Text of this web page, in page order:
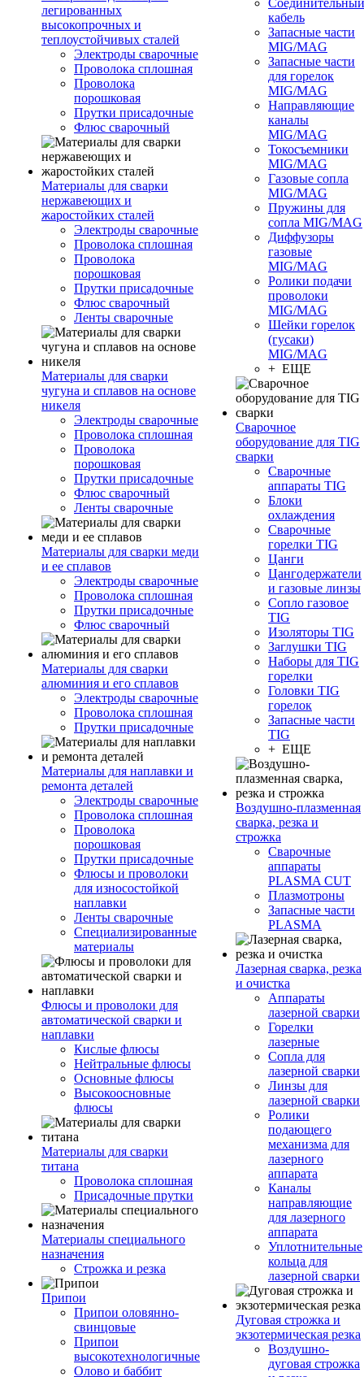
легированных
высокопрочных и
теплоустойчивых сталей
Электроды сварочные
Проволока сплошная
Проволока
порошковая
Прутки присадочные
Флюс сварочный
Материалы для сварки
нержавеющих и
жаростойких сталей
Электроды сварочные
Проволока сплошная
Проволока
порошковая
Прутки присадочные
Флюс сварочный
Ленты сварочные
Материалы для сварки
чугуна и сплавов на основе
никеля
Электроды сварочные
Проволока сплошная
Проволока
порошковая
Прутки присадочные
Флюс сварочный
Ленты сварочные
Материалы для сварки меди
и ее сплавов
Электроды сварочные
Проволока сплошная
Прутки присадочные
Флюс сварочный
Материалы для сварки
алюминия и его сплавов
Электроды сварочные
Проволока сплошная
Прутки присадочные
Материалы для наплавки и
ремонта деталей
Электроды сварочные
Проволока сплошная
Проволока
порошковая
Прутки присадочные
Флюсы и проволоки
для износостойкой
наплавки
Ленты сварочные
Специализированные
материалы
Флюсы и проволоки для
автоматической сварки и
наплавки
Кислые флюсы
Нейтральные флюсы
Основные флюсы
Высокоосновные
флюсы
Материалы для сварки
титана
Проволока сплошная
Присадочные прутки
Материалы специального
назначения
Строжка и резка
Припои
Припои оловянно-
свинцовые
Припои
высокотехнологичные
Олово и баббит
Соединительный
кабель
Запасные части
MIG/MAG
Запасные части
для горелок
MIG/MAG
Направляющие
каналы
MIG/MAG
Токосъемники
MIG/MAG
Газовые сопла
MIG/MAG
Пружины для
сопла MIG/MAG
Диффузоры
газовые
MIG/MAG
Ролики подачи
проволоки
MIG/MAG
Шейки горелок
(гусаки)
MIG/MAG
+ ЕЩЕ
Сварочное
оборудование для TIG
сварки
Сварочные
аппараты TIG
Блоки
охлаждения
Сварочные
горелки TIG
Цанги
Цангодержатели
и газовые линзы
Сопло газовое
TIG
Изоляторы TIG
Заглушки TIG
Наборы для TIG
горелки
Головки TIG
горелок
Запасные части
TIG
+ ЕЩЕ
Воздушно-плазменная
сварка, резка и
строжка
Сварочные
аппараты
PLASMA CUT
Плазмотроны
Запасные части
PLASMA
Лазерная сварка, резка
и очистка
Аппараты
лазерной сварки
Горелки
лазерные
Сопла для
лазерной сварки
Линзы для
лазерной сварки
Ролики
подающего
механизма для
лазерного
аппарата
Каналы
направляющие
для лазерного
аппарата
Уплотнительные
кольца для
лазерной сварки
Дуговая строжка и
экзотермическая резка
Воздушно-
дуговая строжка